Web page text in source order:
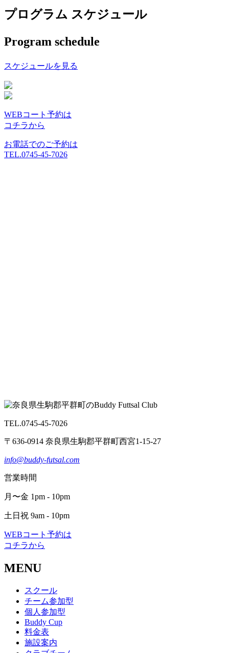
プログラム スケジュール
Program schedule
スケジュールを見る
WEBコート予約は
コチラから
お電話でのご予約は
TEL.0745-45-7026
TEL.0745-45-7026
〒636-0914 奈良県生駒郡平群町西宮1-15-27
info@buddy-futsal.com
営業時間
月〜金 1pm - 10pm
土日祝 9am - 10pm
WEBコート予約は
コチラから
MENU
スクール
チーム参加型
個人参加型
Buddy Cup
料金表
施設案内